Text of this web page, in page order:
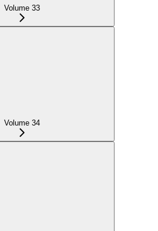
Volume 33
Volume 34